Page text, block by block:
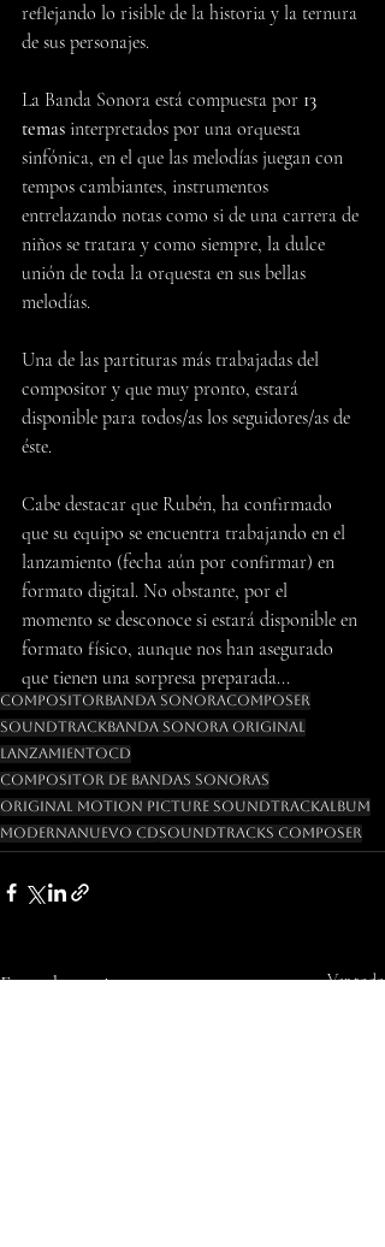
reflejando lo risible de la historia y la ternura
de sus personajes.
La Banda Sonora está compuesta por 13
temas interpretados por una orquesta
sinfónica, en el que las melodías juegan con
tempos cambiantes, instrumentos
entrelazando notas como si de una carrera de
niños se tratara y como siempre, la dulce
unión de toda la orquesta en sus bellas
melodías.
Una de las partituras más trabajadas del
compositor y que muy pronto, estará
disponible para todos/as los seguidores/as de
éste.
Cabe destacar que Rubén, ha confirmado
que su equipo se encuentra trabajando en el
lanzamiento (fecha aún por confirmar) en
formato digital. No obstante, por el
momento se desconoce si estará disponible en
formato físico, aunque nos han asegurado
que tienen una sorpresa preparada...
CompositorBanda SonoraComposer
SoundtrackBanda Sonora Original
LanzamientoCd
Compositor de Bandas Sonoras
Original Motion Picture SoundtrackAlbum
ModernaNuevo CdSoundtracks Composer
Entradas recientes Ver todo